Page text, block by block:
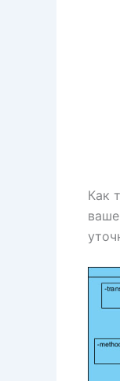
Как